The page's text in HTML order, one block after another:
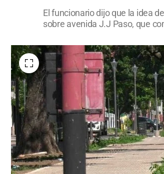
El funcionario dijo que la idea
sobre avenida J.J Paso, que